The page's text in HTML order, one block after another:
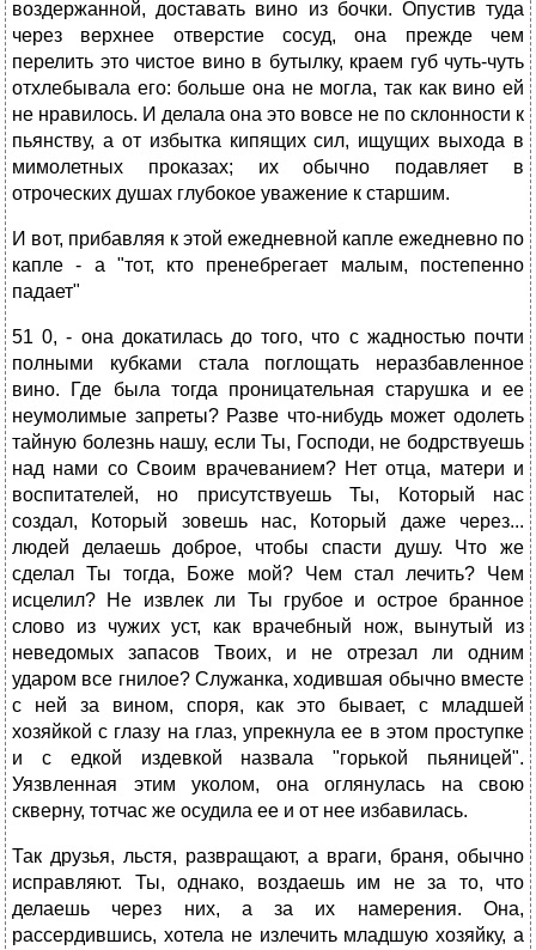
воздержанной, доставать вино из бочки. Опустив туда
через верхнее отверстие сосуд, она прежде чем
перелить это чистое вино в бутылку, краем губ чуть-чуть
отхлебывала его: больше она не могла, так как вино ей
не нравилось. И делала она это вовсе не по склонности к
пьянству, а от избытка кипящих сил, ищущих выхода в
мимолетных проказах; их обычно подавляет в
отроческих душах глубокое уважение к старшим.
И вот, прибавляя к этой ежедневной капле ежедневно по
капле - а "тот, кто пренебрегает малым, постепенно
падает"
51 0, - она докатилась до того, что с жадностью почти
полными кубками стала поглощать неразбавленное
вино. Где была тогда проницательная старушка и ее
неумолимые запреты? Разве что-нибудь может одолеть
тайную болезнь нашу, если Ты, Господи, не бодрствуешь
над нами со Своим врачеванием? Нет отца, матери и
воспитателей, но присутствуешь Ты, Который нас
создал, Который зовешь нас, Который даже через...
людей делаешь доброе, чтобы спасти душу. Что же
сделал Ты тогда, Боже мой? Чем стал лечить? Чем
исцелил? Не извлек ли Ты грубое и острое бранное
слово из чужих уст, как врачебный нож, вынутый из
неведомых запасов Твоих, и не отрезал ли одним
ударом все гнилое? Служанка, ходившая обычно вместе
с ней за вином, споря, как это бывает, с младшей
хозяйкой с глазу на глаз, упрекнула ее в этом проступке
и с едкой издевкой назвала "горькой пьяницей".
Уязвленная этим уколом, она оглянулась на свою
скверну, тотчас же осудила ее и от нее избавилась.
Так друзья, льстя, развращают, а враги, браня, обычно
исправляют. Ты, однако, воздаешь им не за то, что
делаешь через них, а за их намерения. Она,
рассердившись, хотела не излечить младшую хозяйку, а